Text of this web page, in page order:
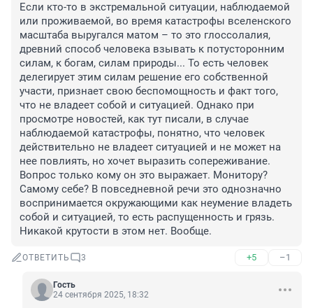
Если кто-то в экстремальной ситуации, наблюдаемой
или проживаемой, во время катастрофы вселенского
масштаба выругался матом – то это глоссолалия,
древний способ человека взывать к потусторонним
силам, к богам, силам природы... То есть человек
делегирует этим силам решение его собственной
участи, признает свою беспомощность и факт того,
что не владеет собой и ситуацией. Однако при
просмотре новостей, как тут писали, в случае
наблюдаемой катастрофы, понятно, что человек
действительно не владеет ситуацией и не может на
нее повлиять, но хочет выразить сопереживание.
Вопрос только кому он это выражает. Монитору?
Самому себе? В повседневной речи это однозначно
воспринимается окружающими как неумение владеть
собой и ситуацией, то есть распущенность и грязь.
Никакой крутости в этом нет. Вообще.
ОТВЕТИТЬ 3 +5 –1
Гость
24 сентября 2025, 18:32